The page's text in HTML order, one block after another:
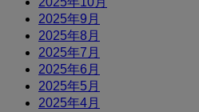
2025年9月
2025年8月
2025年7月
2025年6月
2025年5月
2025年4月